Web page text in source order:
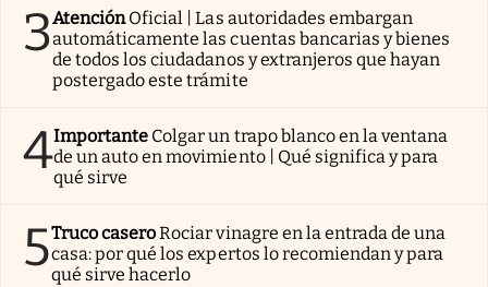
3AtenciónOficial | Las autoridades embargan
automáticamente las cuentas bancarias y bienes
de todos los ciudadanos y extranjeros que hayan
postergado este trámite
4Importante Colgar un trapo blanco en la ventana
de un auto en movimiento | Qué significa y para
qué sirve
5Truco caseroRociar vinagre en la entrada de una
casa: por qué los expertos lo recomiendan y para
qué sirve hacerlo